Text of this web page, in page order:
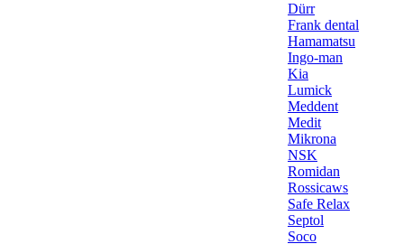
Dürr
Frank dental
Hamamatsu
Ingo-man
Kia
Lumick
Meddent
Medit
Mikrona
NSK
Romidan
Rossicaws
Safe Relax
Septol
Soco